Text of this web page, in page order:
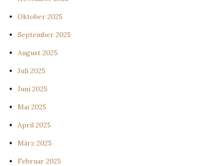
Oktober 2025
September 2025
August 2025
Juli 2025
Juni 2025
Mai 2025
April 2025
März 2025
Februar 2025